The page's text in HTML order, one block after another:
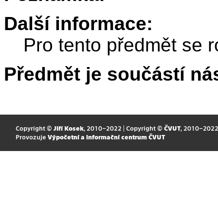
Další informace:
Pro tento předmět se
Předmět je součástí
Copyright © Jiří Kosek, 2010–2022 | Copyright © ČVUT, 2010–2022
Provozuje Výpočetní a informační centrum ČVUT